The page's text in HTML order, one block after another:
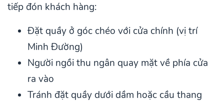
tiếp đón khách hàng:
Đặt quầy ở góc chéo với cửa chính (vị trí
Minh Đường)
Người ngồi thu ngân quay mặt về phía cửa
ra vào
Tránh đặt quầy dưới dầm hoặc cầu thang